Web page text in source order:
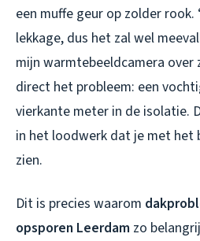
een muffe geur op zolder rook.
lekkage, dus het zal wel
mijn warmtebeeldcamera over
direct het probleem: een
vierkante meter in de isolatie.
in het loodwerk dat je met het
zien.
Dit is precies waarom
opsporen Leerdam zo